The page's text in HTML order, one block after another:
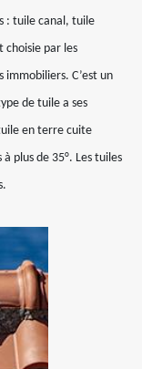
: tuile canal, tuile
par les
immobiliers. C’est un
de tuile a ses
en terre cuite
plus de 35°. Les tuiles